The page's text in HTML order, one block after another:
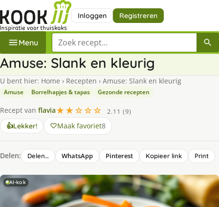
Inloggen Registreren
Menu Zoek een recept
Amuse: Slank en kleurig
U bent hier: Home › Recepten › Amuse: Slank en kleurig
Amuse Borrelhapjes & tapas Gezonde recepten
Recept van flavia★★☆☆☆
2.11 (9)
👍Lekker! Maak favoriet8
Delen: Delen… WhatsApp Pinterest Kopieer link Print
AI-kok